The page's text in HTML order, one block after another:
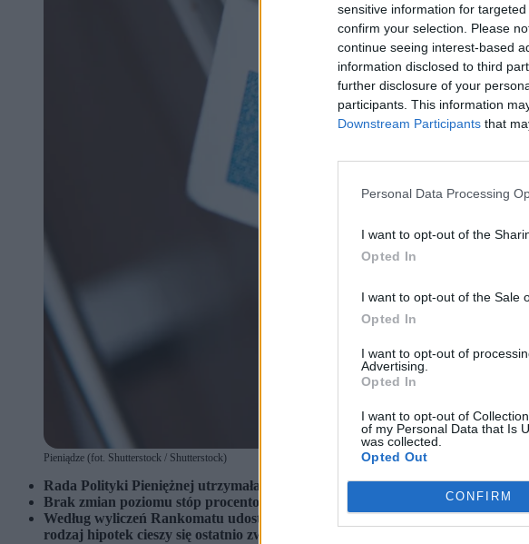
sensitive information for
confirm your selection. Please
continue seeing interest-based
information disclosed to third
further disclosure of your
participants. This information
Downstream Participants that
Personal Data Processing
I want to opt-out of the
Opted In
I want to opt-out of the Sale
Opted In
I want to opt-out of
Advertising.
Opted In
I want to opt-out of
of my Personal Data that Is
was collected.
Opted Out
CONFIRM
Pieniądze (fot. Shutterstock / Shutterstock)
Rada Polityki Pieniężnej utrzymała w czerwcu stopy procentowe bez zmian.
Brak zmian poziomu stóp procentowych nie oznacza jednak, że z ratami
Według wyliczeń Rankomatu udostępnionych portalowi Zero.pl, skutki
rodzaj hipotek cieszy się ostatnio zwiększoną popularnością.